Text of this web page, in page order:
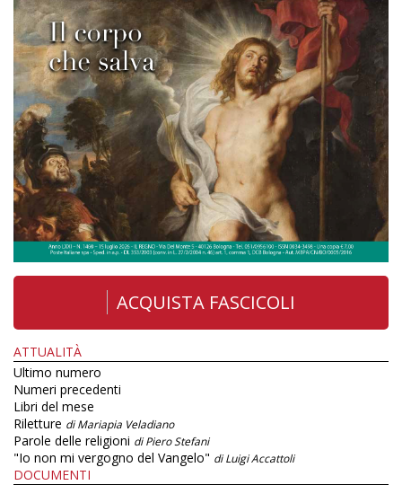
ACQUISTA FASCICOLI
ATTUALITÀ
Ultimo numero
Numeri precedenti
Libri del mese
Riletture di Mariapia Veladiano
Parole delle religioni di Piero Stefani
"Io non mi vergogno del Vangelo" di Luigi Accattoli
DOCUMENTI